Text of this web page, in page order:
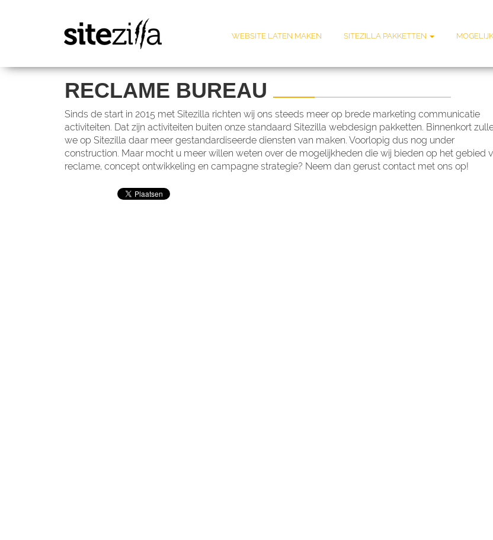
WEBSITE LATEN MAKEN SITEZILLA PAKKETTEN
RECLAME BUREAU
Sinds de start in 2015 met Sitezilla richten wij ons steeds meer op brede marketing communicatie
activiteiten. Dat zijn activiteiten buiten onze standaard Sitezilla webdesign pakketten. Binnenkort
we op Sitezilla daar meer gestandardiseerde diensten van maken. Voorlopig dus nog under
construction. Maar mocht u meer willen weten over de mogelijkheden die wij bieden op het gebied
reclame, concept ontwikkeling en campagne strategie? Neem dan gerust contact met ons op!